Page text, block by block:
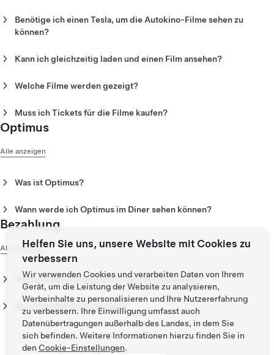
Touchscreen ihres Fahrzeugs abspielen.
Benötige ich einen Tesla, um die Autokino-Filme sehen zu
können?
SkyPad aus ansehen.
Kann ich gleichzeitig laden und einen Film ansehen?
Sie von Ihrem Tesla aus zuschauen.
Welche Filme werden gezeigt?
Raketenstarts wird alles gezeigt.
Muss ich Tickets für die Filme kaufen?
Nein. Es gibt keine Karten für das Autokino. Sie müssen jedoch
Optimus
Alle anzeigen
Was ist Optimus?
und konzipiert wurde, um alltägliche Aufgaben mithilfe von KI
und fortschrittlicher Robotik zu erledigen.
Wann werde ich Optimus im Diner sehen können?
Optimus wird gelegentlich im Diner in Erscheinung treten. Sie
auf dem Laufenden bleiben, indem Siedem Optimus X-Konto
folgen.
Bezahlung
Alle anzeigen
Welche Zahlungsmethoden werden akzeptiert?
Im Diner können Sie folgendermaßen bezahlen:
Alle gängigen Kreditkarten
Apple Pay
Bei Bestellungen, die zu Ihrem Fahrzeug gebracht werden,
Wird Barzahlung akzeptiert?
Nein. Barzahlung ist derzeit im Tesla Diner nicht möglich.
Helfen Sie uns, unsere Website mit Cookies zu
verbessern
Wir verwenden Cookies und verarbeiten Daten von Ihrem
Gerät, um die Leistung der Website zu analysieren,
Werbeinhalte zu personalisieren und Ihre Nutzererfahrung
zu verbessern. Ihre Einwilligung umfasst auch
Datenübertragungen außerhalb des Landes, in dem Sie
sich befinden. Weitere Informationen hierzu finden Sie in
den Cookie-Einstellungen.